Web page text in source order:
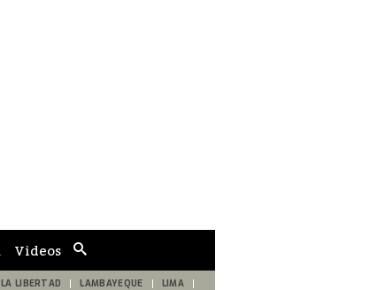
de
búsqueda
Videos
LA LIBERTAD LAMBAYEQUE LIMA